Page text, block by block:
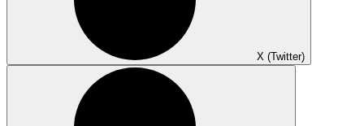
X (Twitter)